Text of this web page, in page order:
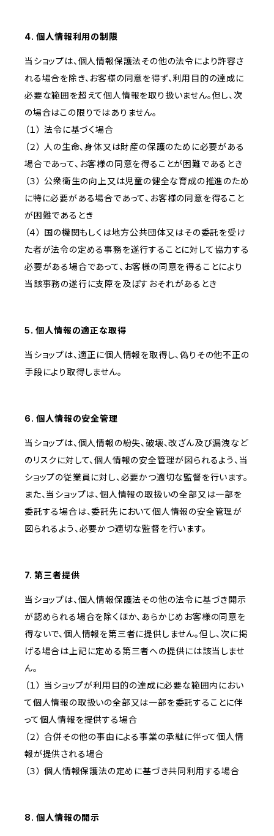
4. 個人情報利用の制限
当ショップは、個人情報保護法その他の法令により許容さ
れる場合を除き、お客様の同意を得ず、利用目的の達成に
必要な範囲を超えて個人情報を取り扱いません。但し、次
の場合はこの限りではありません。
（１） 法令に基づく場合
（２） 人の生命、身体又は財産の保護のために必要がある
場合であって、お客様の同意を得ることが困難であるとき
（３） 公衆衛生の向上又は児童の健全な育成の推進のため
に特に必要がある場合であって、お客様の同意を得ること
が困難であるとき
（４） 国の機関もしくは地方公共団体又はその委託を受け
た者が法令の定める事務を遂行することに対して協力する
必要がある場合であって、お客様の同意を得ることにより
当該事務の遂行に支障を及ぼすおそれがあるとき
5. 個人情報の適正な取得
当ショップは、適正に個人情報を取得し、偽りその他不正の
手段により取得しません。
6. 個人情報の安全管理
当ショップは、個人情報の紛失、破壊、改ざん及び漏洩など
のリスクに対して、個人情報の安全管理が図られるよう、当
ショップの従業員に対し、必要かつ適切な監督を行います。
また、当ショップは、個人情報の取扱いの全部又は一部を
委託する場合は、委託先において個人情報の安全管理が
図られるよう、必要かつ適切な監督を行います。
7. 第三者提供
当ショップは、個人情報保護法その他の法令に基づき開示
が認められる場合を除くほか、あらかじめお客様の同意を
得ないで、個人情報を第三者に提供しません。但し、次に掲
げる場合は上記に定める第三者への提供には該当しませ
ん。
（１） 当ショップが利用目的の達成に必要な範囲内におい
て個人情報の取扱いの全部又は一部を委託することに伴
って個人情報を提供する場合
（２） 合併その他の事由による事業の承継に伴って個人情
報が提供される場合
（３） 個人情報保護法の定めに基づき共同利用する場合
8. 個人情報の開示